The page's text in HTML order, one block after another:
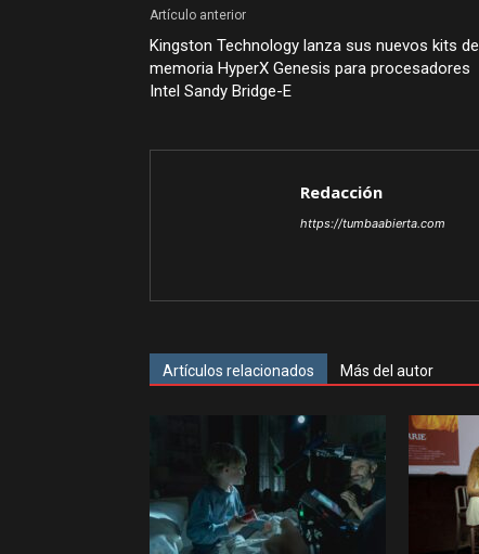
Artículo anterior
Kingston Technology lanza sus nuevos kits de
memoria HyperX Genesis para procesadores
Intel Sandy Bridge-E
Redacción
https://tumbaabierta.com
Artículos relacionados Más del autor